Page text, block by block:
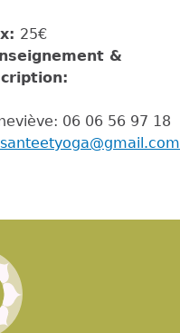
25€
&
06 06 56 97 18
santeetyoga@gmail.com